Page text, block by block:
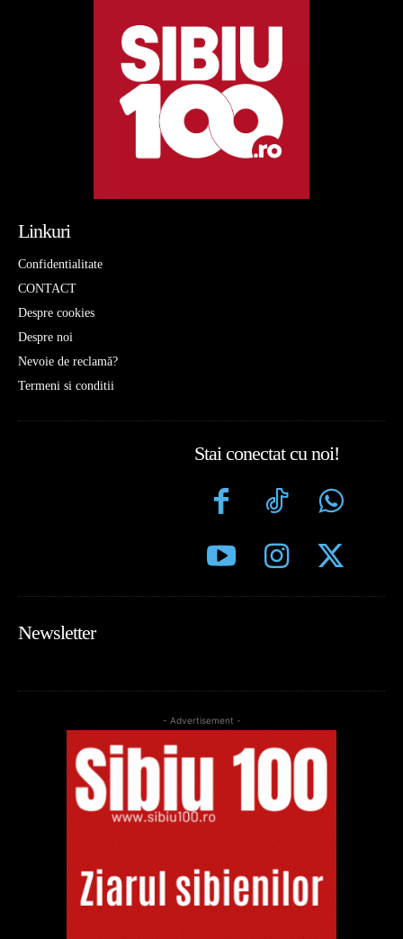
Linkuri
Confidentialitate
CONTACT
Despre cookies
Despre noi
Nevoie de reclamă?
Termeni si conditii
Stai conectat cu noi!
Newsletter
- Advertisement -